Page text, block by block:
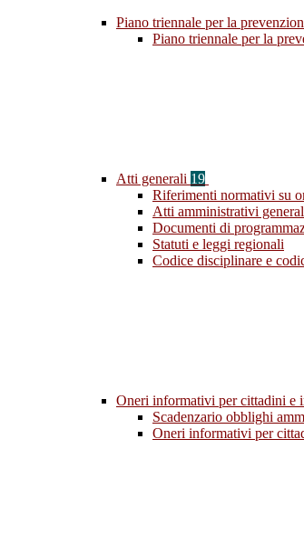
Piano triennale per la
Piano triennale per la
Atti generali 19
Riferimenti normativi su
Atti amministrativi
Documenti di
Statuti e leggi regionali
Codice disciplinare e
Oneri informativi per cittadini e
Scadenzario obblighi
Oneri informativi per